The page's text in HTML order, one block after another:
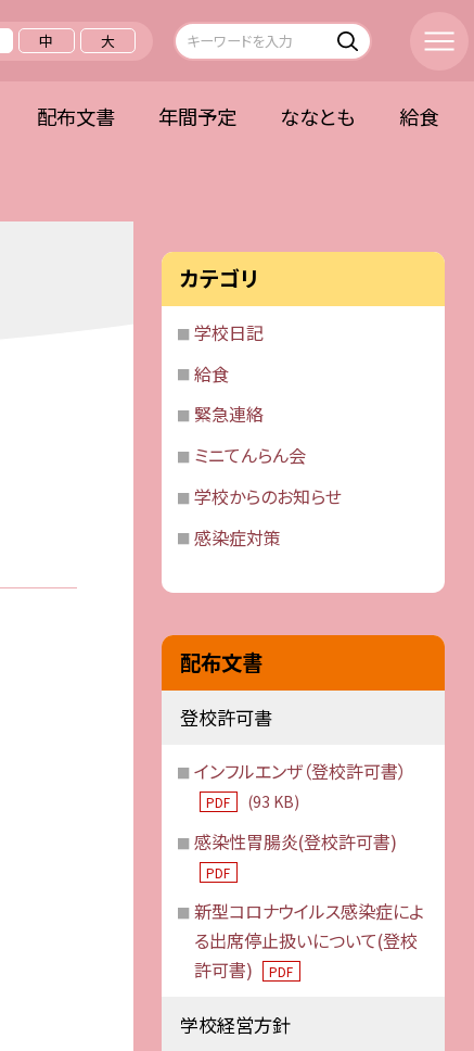
中 大
配布文書 年間予定 ななとも 給食
カテゴリ
学校日記
給食
緊急連絡
ミニてんらん会
学校からのお知らせ
感染症対策
配布文書
登校許可書
インフルエンザ（登校許可書）
PDF (93 KB)
感染性胃腸炎(登校許可書)
PDF
新型コロナウイルス感染症によ
る出席停止扱いについて(登校
許可書)
PDF
学校経営方針